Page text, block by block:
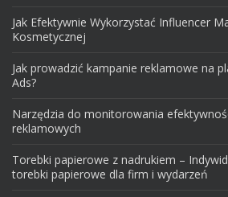
Jak Efektywnie Wykorzystać Influencer
Kosmetycznej
Jak prowadzić kampanie reklamowe na
Ads?
Narzędzia do monitorowania
reklamowych
Torebki papierowe z nadrukiem –
torebki papierowe dla firm i wydarzeń